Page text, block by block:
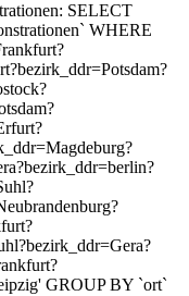
SELECT
WHERE
GROUP BY `ort`